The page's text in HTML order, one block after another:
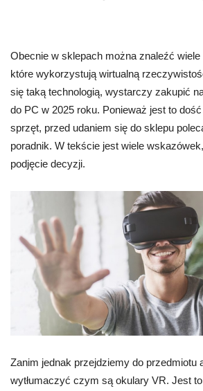
Obecnie w sklepach można znaleźć
które wykorzystują wirtualną
się taką technologią, wystarczy zakupić
do PC w 2025 roku. Ponieważ jest to
sprzęt, przed udaniem się do sklepu
poradnik. W tekście jest wiele
podjęcie decyzji.
Zanim jednak przejdziemy do przedmiotu
wytłumaczyć czym są okulary VR. Jest